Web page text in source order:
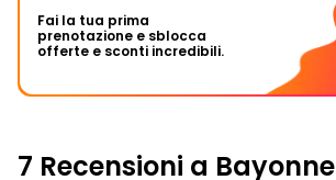
Fai la tua prima
prenotazione e sblocca
offerte e sconti incredibili.
7 Recensioni a Bayonne